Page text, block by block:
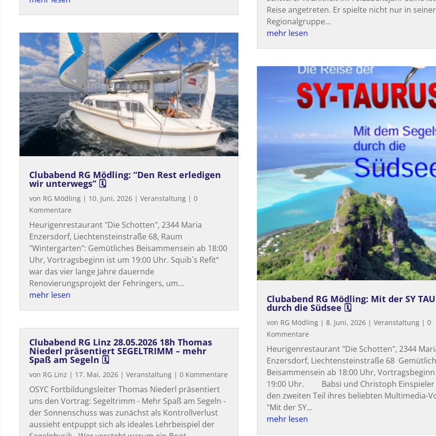
Clubabend RG Mödling: “Den Rest erledigen
wir unterwegs” 🗓
von RG Mödling | 10. Juni, 2026 |Veranstaltung | 0
Kommentare
Heurigenrestaurant "Die Schotten", 2344 Maria
Enzersdorf, Liechtensteinstraße 68, Raum
"Wintergarten": Gemütliches Beisammensein ab 18:00
Uhr, Vortragsbeginn ist um 19:00 Uhr. Squib´s Refit“
war das vier lange Jahre dauernde
Renovierungsprojekt der Fehringers, um...
mehr lesen
Clubabend RG Linz 28.05.2026 18h Thomas
Niederl präsentiert SEGELTRIMM – mehr
Spaß am Segeln 🗓
von RG Linz | 17. Mai, 2026 |Veranstaltung | 0 Kommentare
OSYC Fortbildungsleiter Thomas Niederl präsentiert
uns den Vortrag: Segeltrimm - Mehr Spaß am Segeln -
der Sonnenschuss was zunächst als Kontrollverlust
aussieht entpuppt sich als ideales Lehrbeispiel der
Reise angetreten. Er spielte nicht nur in seiner
Regionalgruppe...
mehr lesen
Clubabend RG Mödling: Mit der SY
durch die Südsee 🗓
von RG Mödling |8. Juni, 2026 |Veranstaltung | 0
Kommentare
Heurigenrestaurant "Die Schotten", 2344
Enzersdorf, Liechtensteinstraße 68
Beisammensein ab 18:00 Uhr,
19:00 Uhr. Babsi und Christoph Einspieler
den zweiten Teil ihres beliebten Multimedia-
"Mit der SY...
mehr lesen